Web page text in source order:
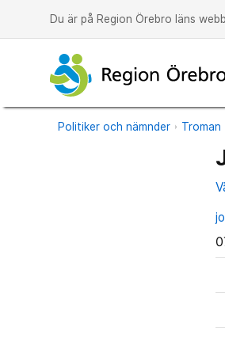
Du är på Region Örebro läns
Politiker och nämnder Troman